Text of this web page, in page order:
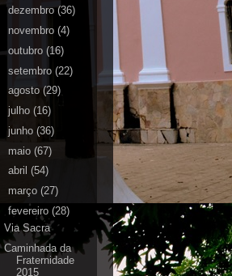
dezembro(36)
novembro (4)
outubro (16)
setembro (22)
agosto(29)
julho (16)
junho (36)
maio (67)
abril (54)
março (27)
fevereiro (28)
Via Sacra
Caminhada da
Fraternidade
2015